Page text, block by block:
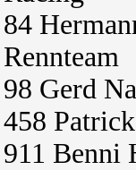
84
Rennteam
98 Gerd
458
911 Benni